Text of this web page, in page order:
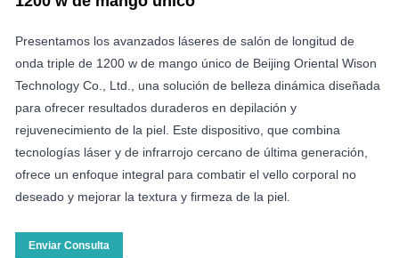
Presentamos los avanzados láseres de salón de longitud de
onda triple de 1200 w de mango único de Beijing Oriental Wison
Technology Co., Ltd., una solución de belleza dinámica diseñada
para ofrecer resultados duraderos en depilación y
rejuvenecimiento de la piel. Este dispositivo, que combina
tecnologías láser y de infrarrojo cercano de última generación,
ofrece un enfoque integral para combatir el vello corporal no
deseado y mejorar la textura y firmeza de la piel.
Enviar Consulta